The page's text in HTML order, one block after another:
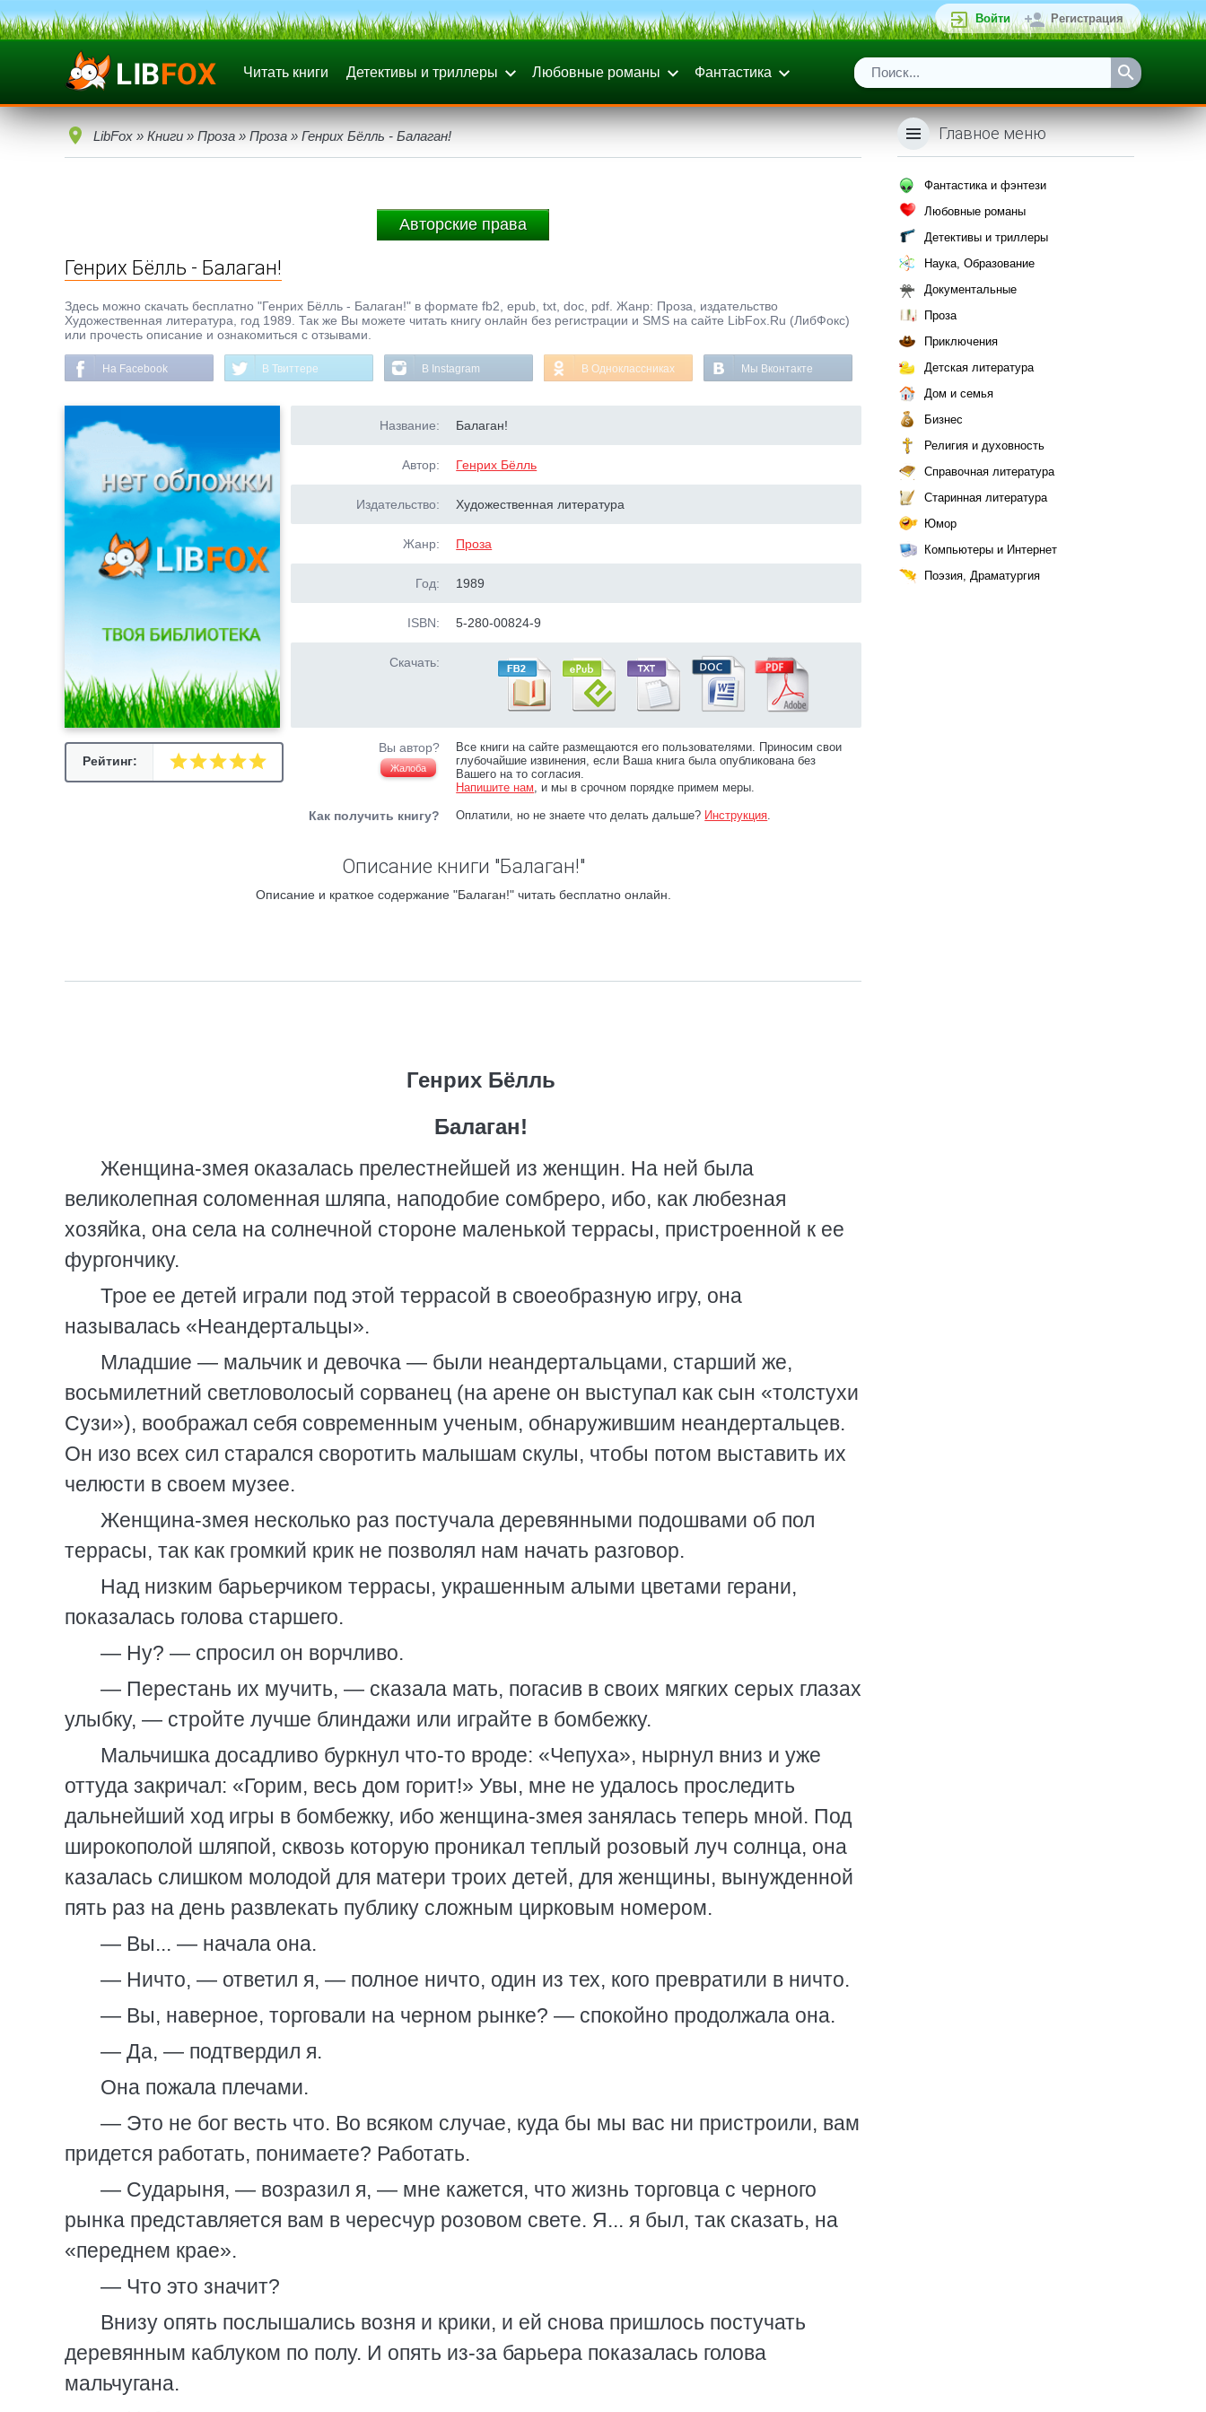
Войти Регистрация
Читать книги Детективы и триллеры Любовные романы Фантастика
LibFox » Книги » Проза » Проза » Генрих Бёлль - Балаган!
Авторские права
Генрих Бёлль - Балаган!
Здесь можно скачать бесплатно "Генрих Бёлль - Балаган!" в формате fb2, epub, txt, doc, pdf. Жанр: Проза, издательство
Художественная литература, год 1989. Так же Вы можете читать книгу онлайн без регистрации и SMS на сайте LibFox.Ru (ЛибФокс)
или прочесть описание и ознакомиться с отзывами.
На Facebook В Твиттере В Instagram В Одноклассниках Мы Вконтакте
Рейтинг:
Название: Балаган!
Автор: Генрих Бёлль
Издательство: Художественная литература
Жанр: Проза
Год: 1989
ISBN: 5-280-00824-9
Скачать:
Вы автор?
Жалоба
Все книги на сайте размещаются его пользователями. Приносим свои
глубочайшие извинения, если Ваша книга была опубликована без
Вашего на то согласия.
Напишите нам, и мы в срочном порядке примем меры.
Как получить книгу? Оплатили, но не знаете что делать дальше? Инструкция.
Описание книги "Балаган!"
Описание и краткое содержание "Балаган!" читать бесплатно онлайн.
Генрих Бёлль
Балаган!
Женщина-змея оказалась прелестнейшей из женщин. На ней была
великолепная соломенная шляпа, наподобие сомбреро, ибо, как любезная
хозяйка, она села на солнечной стороне маленькой террасы, пристроенной к ее
фургончику.
Трое ее детей играли под этой террасой в своеобразную игру, она
называлась «Неандертальцы».
Младшие — мальчик и девочка — были неандертальцами, старший же,
восьмилетний светловолосый сорванец (на арене он выступал как сын «толстухи
Сузи»), воображал себя современным ученым, обнаружившим неандертальцев.
Он изо всех сил старался своротить малышам скулы, чтобы потом выставить их
челюсти в своем музее.
Женщина-змея несколько раз постучала деревянными подошвами об пол
террасы, так как громкий крик не позволял нам начать разговор.
Над низким барьерчиком террасы, украшенным алыми цветами герани,
показалась голова старшего.
— Ну? — спросил он ворчливо.
— Перестань их мучить, — сказала мать, погасив в своих мягких серых глазах
улыбку, — стройте лучше блиндажи или играйте в бомбежку.
Мальчишка досадливо буркнул что-то вроде: «Чепуха», нырнул вниз и уже
оттуда закричал: «Горим, весь дом горит!» Увы, мне не удалось проследить
дальнейший ход игры в бомбежку, ибо женщина-змея занялась теперь мной. Под
широкополой шляпой, сквозь которую проникал теплый розовый луч солнца, она
казалась слишком молодой для матери троих детей, для женщины, вынужденной
пять раз на день развлекать публику сложным цирковым номером.
— Вы... — начала она.
— Ничто, — ответил я, — полное ничто, один из тех, кого превратили в ничто.
— Вы, наверное, торговали на черном рынке? — спокойно продолжала она.
— Да, — подтвердил я.
Она пожала плечами.
— Это не бог весть что. Во всяком случае, куда бы мы вас ни пристроили, вам
придется работать, понимаете? Работать.
— Сударыня, — возразил я, — мне кажется, что жизнь торговца с черного
рынка представляется вам в чересчур розовом свете. Я... я был, так сказать, на
«переднем крае».
— Что это значит?
Внизу опять послышались возня и крики, и ей снова пришлось постучать
деревянным каблуком по полу. И опять из-за барьера показалась голова
мальчугана.
Главное меню
Фантастика и фэнтези
Любовные романы
Детективы и триллеры
Наука, Образование
Документальные
Проза
Приключения
Детская литература
Дом и семья
Бизнес
Религия и духовность
Справочная литература
Старинная литература
Юмор
Компьютеры и Интернет
Поэзия, Драматургия